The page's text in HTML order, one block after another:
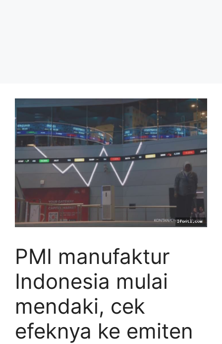
PMI manufaktur
Indonesia mulai
mendaki, cek
efeknya ke emiten